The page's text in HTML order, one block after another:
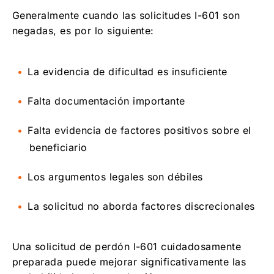
Generalmente cuando las solicitudes I-601 son
negadas, es por lo siguiente:
La evidencia de dificultad es insuficiente
Falta documentación importante
Falta evidencia de factores positivos sobre el
beneficiario
Los argumentos legales son débiles
La solicitud no aborda factores discrecionales
Una solicitud de perdón I-601 cuidadosamente
preparada puede mejorar significativamente las